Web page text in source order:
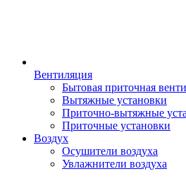
Вентиляция
Бытовая приточная
Вытяжные установки
Приточно-вытяжные
Приточные установки
Воздух
Осушители воздуха
Увлажнители воздуха